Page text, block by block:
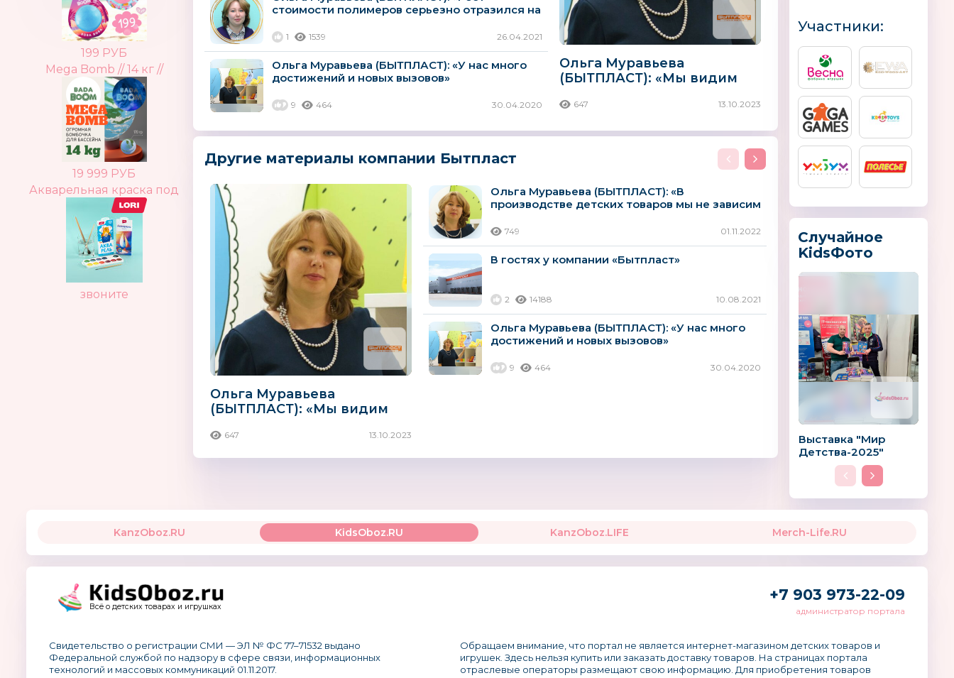
199 РУБ
Mega Bomb // 14 кг //
19 999 РУБ
Акварельная краска под
звоните
стоимости полимеров серьезно отразился на
1 1539 26.04.2021
Ольга Муравьева (БЫТПЛАСТ): «У нас много
достижений и новых вызовов»
9 464 30.04.2020
Ольга Муравьева
(БЫТПЛАСТ): «Мы видим
производства в России»
647 13.10.2023
Другие материалы компании Бытпласт
Ольга Муравьева
(БЫТПЛАСТ): «Мы видим
производства в России»
647 13.10.2023
Ольга Муравьева (БЫТПЛАСТ): «В
производстве детских товаров мы не зависим
749 01.11.2022
В гостях у компании «Бытпласт»
2 14188 10.08.2021
Ольга Муравьева (БЫТПЛАСТ): «У нас много
достижений и новых вызовов»
9 464 30.04.2020
Участники:
Случайное
KidsФото
Выставка "Мир
Детства-2025"
KanzOboz.RU KidsOboz.RU KanzOboz.LIFE Merch-Life.RU
Всё о детских товарах и игрушках
+7 903 973-22-09
администратор портала
Свидетельство о регистрации СМИ — ЭЛ № ФС 77–71532 выдано
Федеральной службой по надзору в сфере связи, информационных
технологий и массовых коммуникаций 01.11.2017.
Обращаем внимание, что портал не является интернет-магазином детских товаров и
игрушек. Здесь нельзя купить или заказать доставку товаров. На страницах портала
отраслевые операторы размещают свою информацию. Для приобретения товаров